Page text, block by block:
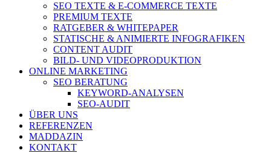
SEO TEXTE & E-COMMERCE TEXTE
PREMIUM TEXTE
RATGEBER & WHITEPAPER
STATISCHE & ANIMIERTE INFOGRAFIKEN
CONTENT AUDIT
BILD- UND VIDEOPRODUKTION
ONLINE MARKETING
SEO BERATUNG
KEYWORD-ANALYSEN
SEO-AUDIT
ÜBER UNS
REFERENZEN
MADDAZIN
KONTAKT